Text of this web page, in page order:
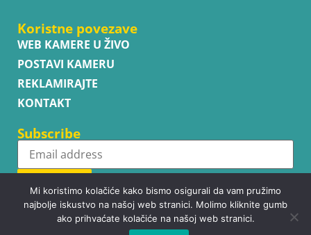
Koristne povezave
WEB KAMERE U ŽIVO
POSTAVI KAMERU
REKLAMIRAJTE
KONTAKT
Subscribe
Subscribe
Mi koristimo kolačiće kako bismo osigurali da vam pružimo
najbolje iskustvo na našoj web stranici. Molimo kliknite gumb
ako prihvaćate kolačiće na našoj web stranici.